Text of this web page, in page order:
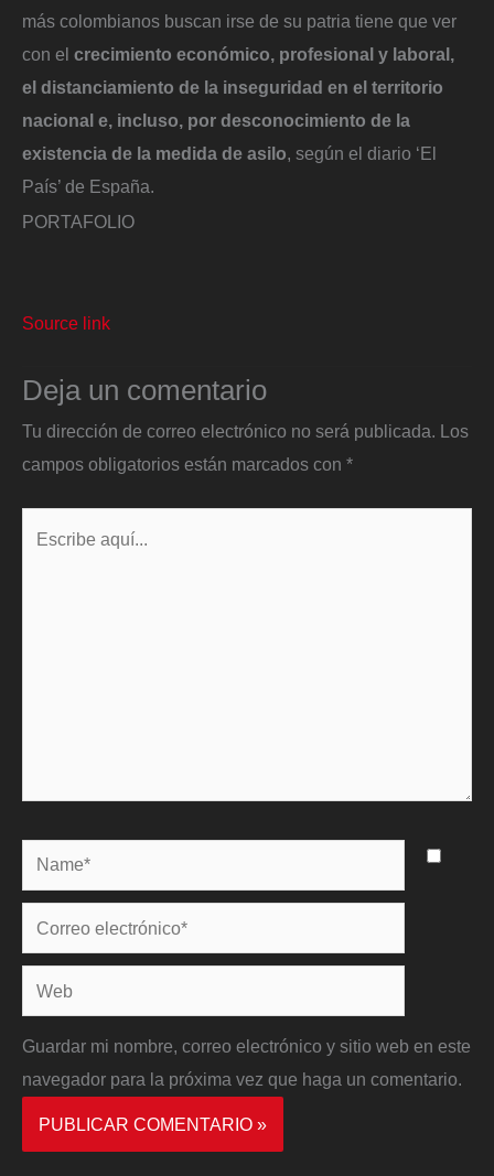
más colombianos buscan irse de su patria tiene que ver
con el crecimiento económico, profesional y laboral,
el distanciamiento de la inseguridad en el territorio
nacional e, incluso, por desconocimiento de la
existencia de la medida de asilo, según el diario ‘El
País’ de España.
PORTAFOLIO
Source link
Deja un comentario
Tu dirección de correo electrónico no será publicada. Los
campos obligatorios están marcados con *
Name*
Correo
electrónico*
Web
Guardar mi nombre, correo electrónico y sitio web en este
navegador para la próxima vez que haga un comentario.